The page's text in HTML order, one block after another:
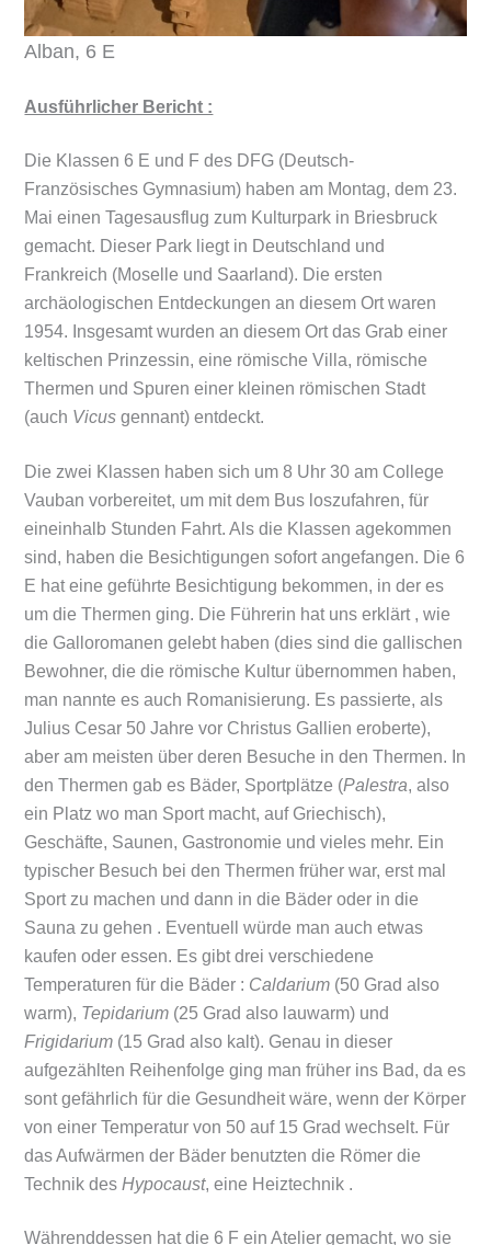
Alban, 6 E
Ausführlicher Bericht :
Die Klassen 6 E und F des DFG (Deutsch-
Französisches Gymnasium) haben am Montag, dem 23.
Mai einen Tagesausflug zum Kulturpark in Briesbruck
gemacht. Dieser Park liegt in Deutschland und
Frankreich (Moselle und Saarland). Die ersten
archäologischen Entdeckungen an diesem Ort waren
1954. Insgesamt wurden an diesem Ort das Grab einer
keltischen Prinzessin, eine römische Villa, römische
Thermen und Spuren einer kleinen römischen Stadt
(auch Vicus gennant) entdeckt.
Die zwei Klassen haben sich um 8 Uhr 30 am College
Vauban vorbereitet, um mit dem Bus loszufahren, für
eineinhalb Stunden Fahrt. Als die Klassen agekommen
sind, haben die Besichtigungen sofort angefangen. Die 6
E hat eine geführte Besichtigung bekommen, in der es
um die Thermen ging. Die Führerin hat uns erklärt , wie
die Galloromanen gelebt haben (dies sind die gallischen
Bewohner, die die römische Kultur übernommen haben,
man nannte es auch Romanisierung. Es passierte, als
Julius Cesar 50 Jahre vor Christus Gallien eroberte),
aber am meisten über deren Besuche in den Thermen. In
den Thermen gab es Bäder, Sportplätze (Palestra, also
ein Platz wo man Sport macht, auf Griechisch),
Geschäfte, Saunen, Gastronomie und vieles mehr. Ein
typischer Besuch bei den Thermen früher war, erst mal
Sport zu machen und dann in die Bäder oder in die
Sauna zu gehen . Eventuell würde man auch etwas
kaufen oder essen. Es gibt drei verschiedene
Temperaturen für die Bäder : Caldarium (50 Grad also
warm), Tepidarium (25 Grad also lauwarm) und
Frigidarium (15 Grad also kalt). Genau in dieser
aufgezählten Reihenfolge ging man früher ins Bad, da es
sont gefährlich für die Gesundheit wäre, wenn der Körper
von einer Temperatur von 50 auf 15 Grad wechselt. Für
das Aufwärmen der Bäder benutzten die Römer die
Technik desHypocaust, eine Heiztechnik .
Währenddessen hat die 6 F ein Atelier gemacht, wo sie